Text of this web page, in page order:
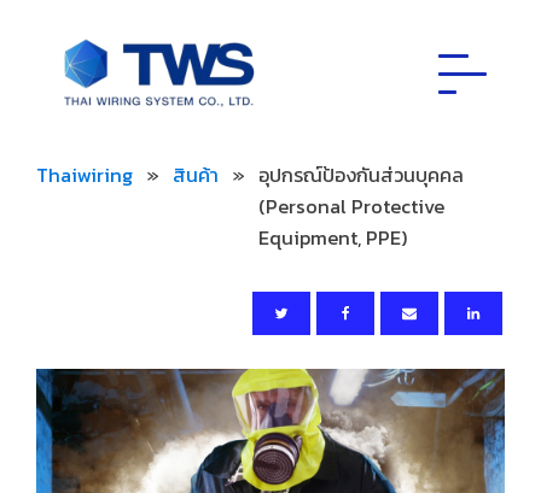
Thaiwiring » สินค้า » อุปกรณ์ป้องกันส่วนบุคคล
(Personal Protective
Equipment, PPE)